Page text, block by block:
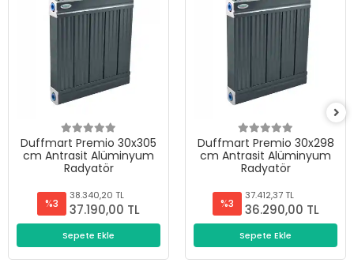
Duffmart Premio 30x305
cm Antrasit Alüminyum
Radyatör
%3
38.340,20 TL
37.190,00 TL
Sepete Ekle
Duffmart Premio 30x298
cm Antrasit Alüminyum
Radyatör
%3
37.412,37 TL
36.290,00 TL
Sepete Ekle